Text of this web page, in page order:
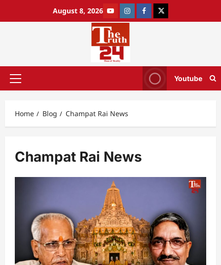
August 8, 2026
Youtube
Home Blog Champat Rai News
Champat Rai News